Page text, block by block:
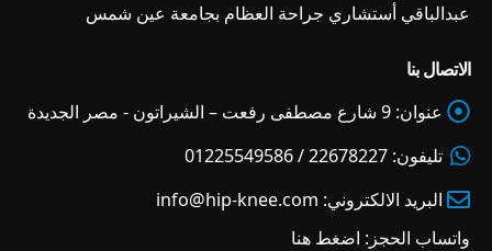
عبدالباقي أستشاري جراحة العظام بجامعة عين شمس
الاتصال بنا
عنوان: 9 شارع مصطفى رفعت – الشيراتون - مصر الجديدة
تليفون: 22678227 / 01225549586
البريد الالكتروني: info@hip-knee.com
واتساب الحجز: اضغط هنا